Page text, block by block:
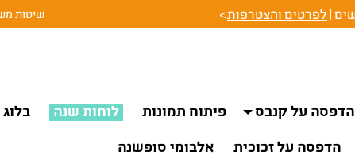
לפרטים והצטרפות> שיטות
הדפסה על קנבס פיתוח תמונות לוחות שנה בלוג
הדפסה על זכוכית אלבומי סופשנה